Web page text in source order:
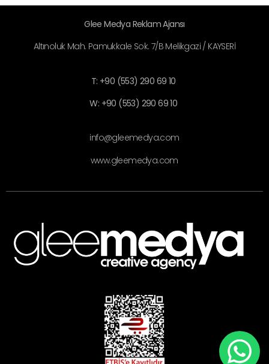
Glee Medya Reklam Ajansı
Altınoluk Mah. Pamukkale Sok. 7/B Melikgazi / KAYSERİ
T: +90 (553) 290 69 10
W: +90 (553) 290 69 10
info@gleemedya.com
www.gleemedya.com